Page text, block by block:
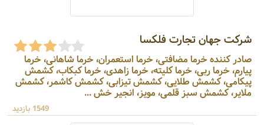
شرکت جهان تجارت فلکسا
صادر کننده خرما مضافتی، خرما استعمران، خرما شاهانی، خرما
پیارم، خرما ربی، خرما کلیته، خرما زاهدی، خرما کبکاب، کشمش
پیکامی، کشمش طلایی، کشمش تیزابی، کشمش کاشمر، کشمش
ملایر، کشمش سبز قلمی، مویز، انجیر خش ...
1549 بازدید